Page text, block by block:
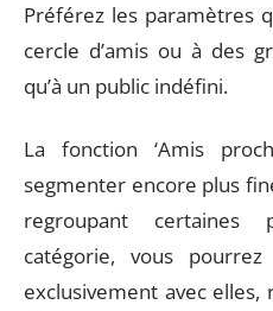
Préférez les paramètres
cercle d’amis ou à des
qu’à un public indéfini.
La fonction ‘Amis
segmenter encore plus
regroupant certaines
catégorie, vous
exclusivement avec